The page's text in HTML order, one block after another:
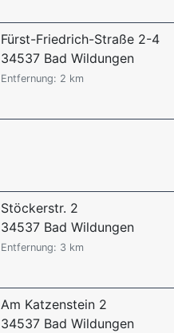
Fürst-Friedrich-Straße 2-4
34537 Bad Wildungen
Entfernung: 2 km
Stöckerstr. 2
34537 Bad Wildungen
Entfernung: 3 km
Am Katzenstein 2
34537 Bad Wildungen